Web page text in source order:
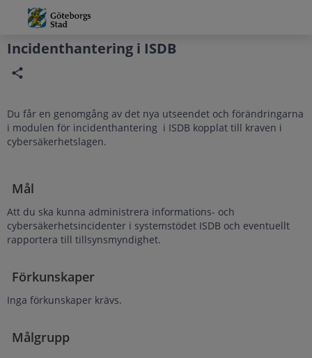
Grade
Portal
Incidenthantering i ISDB
Du får en genomgång av det nya utseendet och förändringarna
i modulen för incidenthantering i ISDB kopplat till kraven i
cybersäkerhetslagen.
Mål
Att du ska kunna administrera informations- och
cybersäkerhetsincidenter i systemstödet ISDB och eventuellt
rapportera till tillsynsmyndighet.
Förkunskaper
Inga förkunskaper krävs.
Målgrupp